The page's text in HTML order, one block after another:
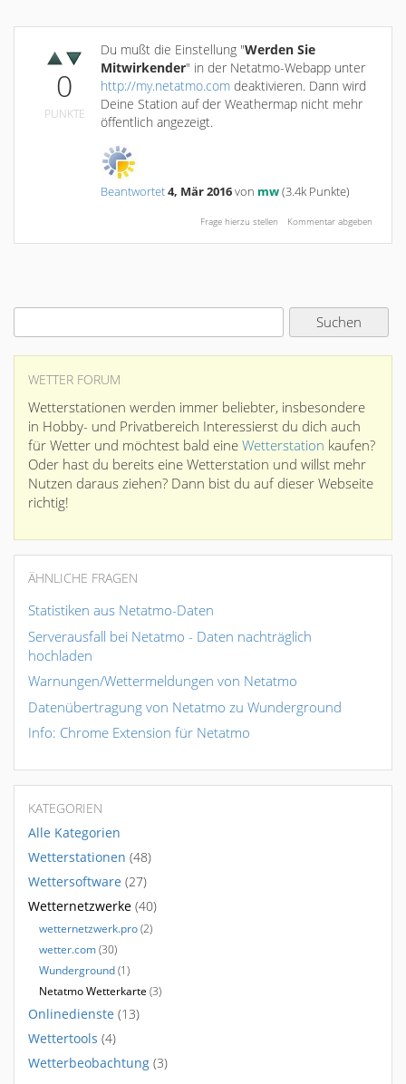
0
PUNKTE
Du mußt die Einstellung "Werden Sie
Mitwirkender" in der Netatmo-Webapp unter
http://my.netatmo.com deaktivieren. Dann wird
Deine Station auf der Weathermap nicht mehr
öffentlich angezeigt.
Beantwortet4, Mär 2016von mw(3.4k Punkte)
WETTER FORUM
Wetterstationen werden immer beliebter, insbesondere
in Hobby- und Privatbereich Interessierst du dich auch
für Wetter und möchtest bald eine Wetterstation kaufen?
Oder hast du bereits eine Wetterstation und willst mehr
Nutzen daraus ziehen? Dann bist du auf dieser Webseite
richtig!
ÄHNLICHE FRAGEN
Statistiken aus Netatmo-Daten
Serverausfall bei Netatmo - Daten nachträglich
hochladen
Warnungen/Wettermeldungen von Netatmo
Datenübertragung von Netatmo zu Wunderground
Info: Chrome Extension für Netatmo
KATEGORIEN
Alle Kategorien
Wetterstationen (48)
Wettersoftware (27)
Wetternetzwerke (40)
wetternetzwerk.pro(2)
wetter.com(30)
Wunderground(1)
Netatmo Wetterkarte (3)
Onlinedienste (13)
Wettertools (4)
Wetterbeobachtung (3)